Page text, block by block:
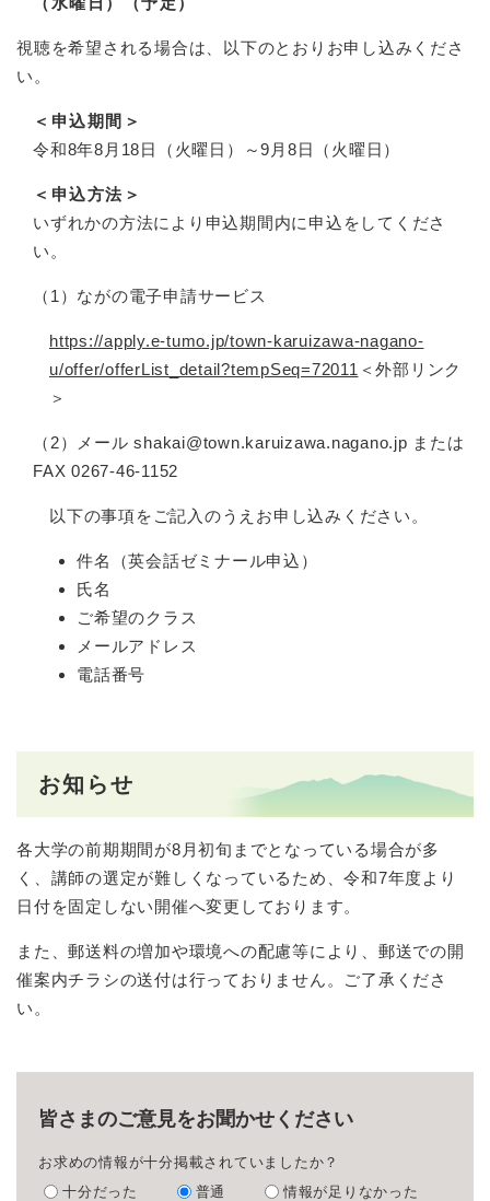
視聴を希望される場合は、以下のとおりお申し込みくださ
い。
＜申込期間＞
令和8年8月18日（火曜日）～9月8日（火曜日）
＜申込方法＞
いずれかの方法により申込期間内に申込をしてくださ
い。
（1）ながの電子申請サービス
https://apply.e-tumo.jp/town-karuizawa-nagano-
u/offer/offerList_detail?tempSeq=72011 ＜外部リンク
＞
（2）メール shakai@town.karuizawa.nagano.jp または
FAX 0267-46-1152
以下の事項をご記入のうえお申し込みください。
件名（英会話ゼミナール申込）
氏名
ご希望のクラス
メールアドレス
電話番号
お知らせ
各大学の前期期間が8月初旬までとなっている場合が多
く、講師の選定が難しくなっているため、令和7年度より
日付を固定しない開催へ変更しております。
また、郵送料の増加や環境への配慮等により、郵送での開
催案内チラシの送付は行っておりません。ご了承くださ
い。
皆さまのご意見をお聞かせください
お求めの情報が十分掲載されていましたか？
十分だった
普通 情報が足りなかった